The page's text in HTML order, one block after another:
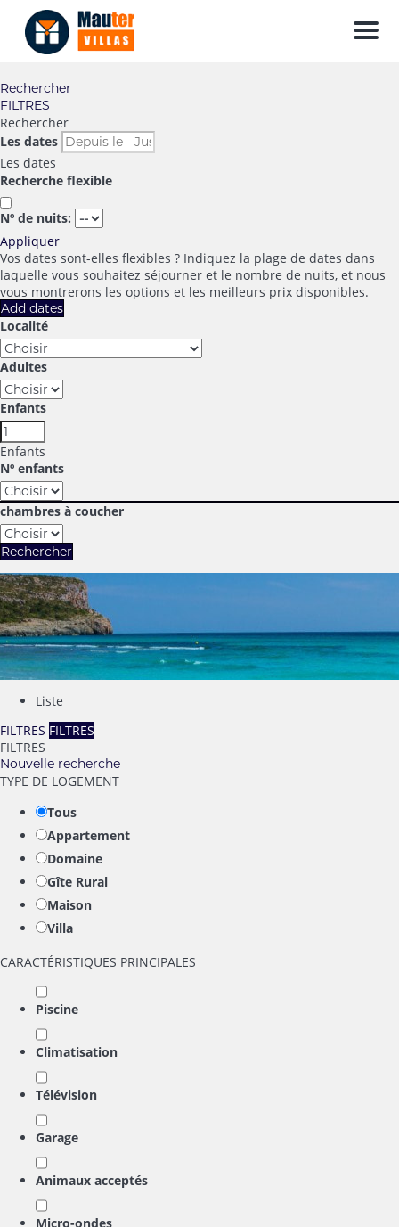
Menu
Rechercher
FILTRES
Rechercher
Les dates
Les dates
Recherche flexible
Nº de nuits:
Appliquer
Vos dates sont-elles flexibles ? Indiquez la plage de dates dans
laquelle vous souhaitez séjourner et le nombre de nuits, et nous
vous montrerons les options et les meilleurs prix disponibles.
Add dates
Localité
Adultes
Enfants
Enfants
Nº enfants
chambres à coucher
Rechercher
Liste
FILTRES FILTRES
FILTRES
Nouvelle recherche
TYPE DE LOGEMENT
Tous
Appartement
Domaine
Gîte Rural
Maison
Villa
CARACTÉRISTIQUES PRINCIPALES
Piscine
Climatisation
Télévision
Garage
Animaux acceptés
Micro-ondes